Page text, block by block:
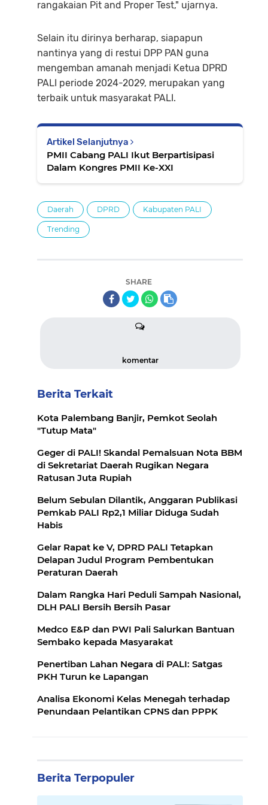
rangakaian Pit and Proper Test," ujarnya.
Selain itu dirinya berharap, siapapun
nantinya yang di restui DPP PAN guna
mengemban amanah menjadi Ketua DPRD
PALI periode 2024-2029, merupakan yang
terbaik untuk masyarakat PALI.
Artikel Selanjutnya
PMII Cabang PALI Ikut Berpartisipasi
Dalam Kongres PMII Ke-XXI
Daerah DPRD Kabupaten PALI
Trending
SHARE
komentar
Berita Terkait
Kota Palembang Banjir, Pemkot Seolah
"Tutup Mata"
Geger di PALI! Skandal Pemalsuan Nota BBM
di Sekretariat Daerah Rugikan Negara
Ratusan Juta Rupiah
Belum Sebulan Dilantik, Anggaran Publikasi
Pemkab PALI Rp2,1 Miliar Diduga Sudah
Habis
Gelar Rapat ke V, DPRD PALI Tetapkan
Delapan Judul Program Pembentukan
Peraturan Daerah
Dalam Rangka Hari Peduli Sampah Nasional,
DLH PALI Bersih Bersih Pasar
Medco E&P dan PWI Pali Salurkan Bantuan
Sembako kepada Masyarakat
Penertiban Lahan Negara di PALI: Satgas
PKH Turun ke Lapangan
Analisa Ekonomi Kelas Menegah terhadap
Penundaan Pelantikan CPNS dan PPPK
Berita Terpopuler